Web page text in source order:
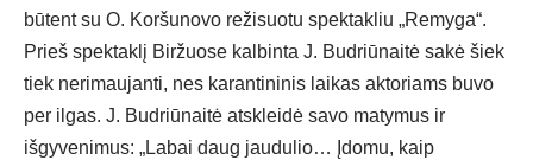
būtent su O. Koršunovo režisuotu spektakliu „Remyga“.
Prieš spektaklį Biržuose kalbinta J. Budriūnaitė sakė šiek
tiek nerimaujanti, nes karantininis laikas aktoriams buvo
per ilgas. J. Budriūnaitė atskleidė savo matymus ir
išgyvenimus: „Labai daug jaudulio… Įdomu, kaip